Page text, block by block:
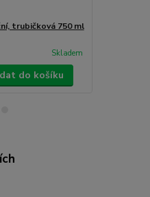
trubičková 750 ml
Skladem
do košíku